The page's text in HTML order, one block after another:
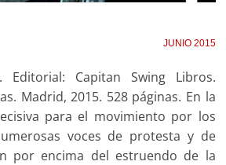
JUNIO 2015
Editorial: Capitan Swing Libros.
Madrid, 2015. 528 páginas. En la
para el movimiento por los
voces de protesta y de
por encima del estruendo de la